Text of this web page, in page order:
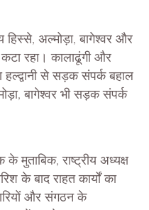
हिस्से, अल्मोड़ा, बागेश्वर और
रहा। कालाढूंगी और
हल्द्वानी से सड़क संपर्क बहाल
बागेश्वर भी सड़क संपर्क
मुताबिक, राष्ट्रीय अध्यक्ष
के बाद राहत कार्यों का
और संगठन के